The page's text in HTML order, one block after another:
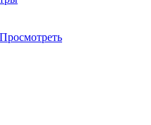
Просмотреть